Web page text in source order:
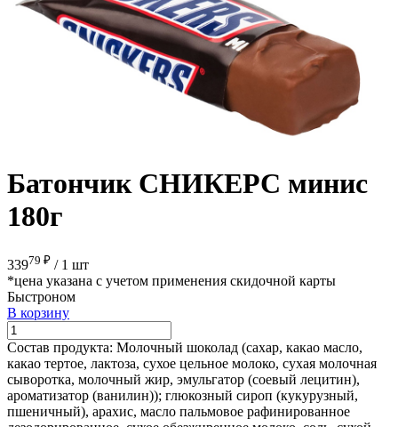
Батончик СНИКЕРС минис
180г
33979 ₽ / 1 шт
*цена указана с учетом применения скидочной карты
Быстроном
В корзину
Состав продукта: Молочный шоколад (сахар, какао масло,
какао тертое, лактоза, сухое цельное молоко, сухая молочная
сыворотка, молочный жир, эмульгатор (соевый лецитин),
ароматизатор (ванилин)); глюкозный сироп (кукурузный,
пшеничный), арахис, масло пальмовое рафинированное